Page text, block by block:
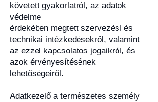
követett gyakorlatról, az adatok
védelme
érdekében megtett szervezési és
technikai intézkedésekről, valamint
az ezzel kapcsolatos jogaikról, és
azok érvényesítésének
lehetőségeiről.
Adatkezelő a természetes személy